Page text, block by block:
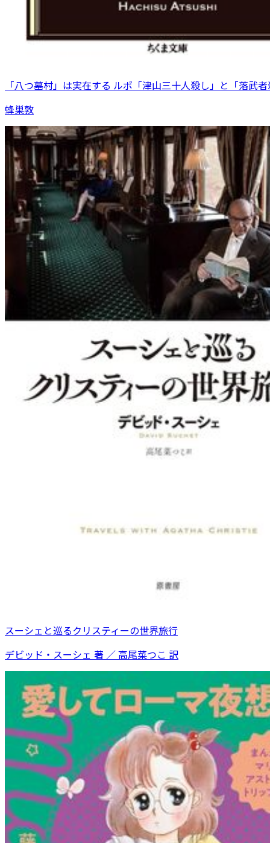
「八つ墓村」は実在する ルポ「津山三十人殺し」と「落武
蜂巣敦
スーシェと巡るクリスティーの世界旅行
デビッド・スーシェ 著 ／ 高尾菜つこ 訳